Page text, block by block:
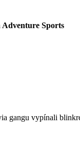
Sports
gangu vypínali